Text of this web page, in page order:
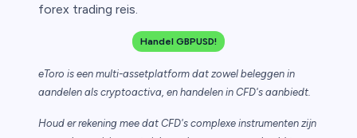
forex trading reis.
Handel GBPUSD!
eToro is een multi-assetplatform dat zowel beleggen in
aandelen als cryptoactiva, en handelen in CFD's aanbiedt.
Houd er rekening mee dat CFD's complexe instrumenten zijn